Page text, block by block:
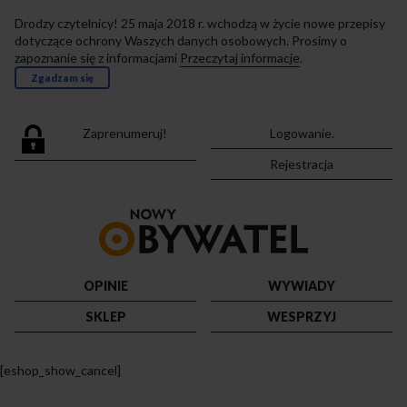
Drodzy czytelnicy! 25 maja 2018 r. wchodzą w życie nowe przepisy
dotyczące ochrony Waszych danych osobowych. Prosimy o
zapoznanie się z informacjami Przeczytaj informacje.
Zgadzam się
Zaprenumeruj!
Logowanie.
Rejestracja
strony
OPINIE
WYWIADY
SKLEP
WESPRZYJ
[eshop_show_cancel]